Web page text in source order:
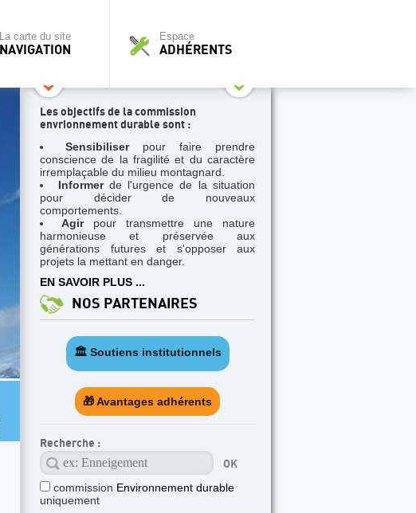
La carte du site
NAVIGATION
Espace
ADHÉRENTS
Les objectifs de la commission
envrionnement durable sont :
Sensibiliserpour faire prendre
conscience de la fragilité et du caractère
irremplaçable du milieu montagnard.
Informerde l'urgence de la situation
pour décider de nouveaux
comportements.
Agirpour transmettre une nature
harmonieuse et préservée aux
générations futures et s'opposer aux
projets la mettant en danger.
EN SAVOIR PLUS ...
NOS PARTENAIRES
🏛️ Soutiens institutionnels
🎁 Avantages adhérents
Recherche :
commission Environnement durable
uniquement